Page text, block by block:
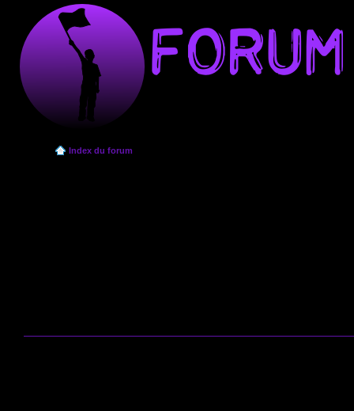
Index du forum